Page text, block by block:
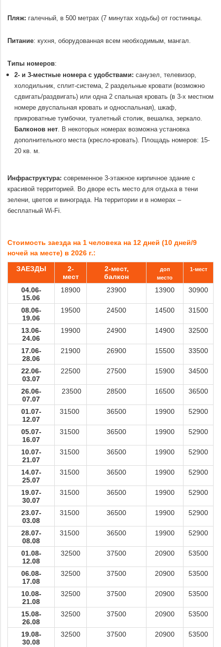
Пляж: галечный, в 500 метрах (7 минутах ходьбы) от гостиницы.
Питание: кухня, оборудованная всем необходимым, мангал.
Типы номеров:
2- и 3-местные номера с удобствами: санузел, телевизор,
холодильник, сплит-система, 2 раздельные кровати (возможно
сдвигать/раздвигать) или одна 2 спальная кровать (в 3-х местном
номере двуспальная кровать и односпальная), шкаф,
прикроватные тумбочки, туалетный столик, вешалка, зеркало.
Балконов нет. В некоторых номерах возможна установка
дополнительного места (кресло-кровать). Площадь номеров: 15-
20 кв. м.
Инфраструктура: современное 3-этажное кирпичное здание с
красивой территорией. Во дворе есть место для отдыха в тени
зелени, цветов и винограда. На территории и в номерах –
бесплатный Wi-Fi.
Стоимость заезда на 1 человека на 12 дней (10 дней/9
ночей на месте) в 2026 г.:
ЗАЕЗДЫ
2-
мест
2-мест,
балкон
доп
место
1-мест
04.06-
15.06
18900 23900 13900 30900
08.06-
19.06
19500 24500 14500 31500
13.06-
24.06
19900 24900 14900 32500
17.06-
28.06
21900 26900 15500 33500
22.06-
03.07
22500 27500 15900 34500
26.06-
07.07
23500 28500 16500 36500
01.07-
12.07
31500 36500 19900 52900
05.07-
16.07
31500 36500 19900 52900
10.07-
21.07
31500 36500 19900 52900
14.07-
25.07
31500 36500 19900 52900
19.07-
30.07
31500 36500 19900 52900
23.07-
03.08
31500 36500 19900 52900
28.07-
08.08
31500 36500 19900 52900
01.08-
12.08
32500 37500 20900 53500
06.08-
17.08
32500 37500 20900 53500
10.08-
21.08
32500 37500 20900 53500
15.08-
26.08
32500 37500 20900 53500
19.08-
30.08
32500 37500 20900 53500